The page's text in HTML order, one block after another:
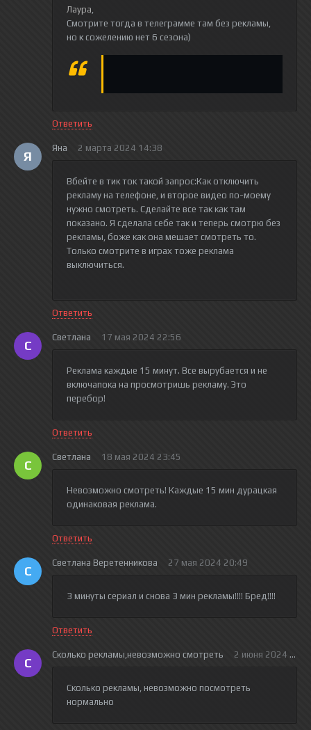
Лаура,
Смотрите тогда в телеграмме там без рекламы,
но к сожелению нет 6 сезона)
Ответить
Я
Яна 2 марта 2024 14:38
Вбейте в тик ток такой запрос:Как отключить
рекламу на телефоне, и второе видео по-моему
нужно смотреть. Сделайте все так как там
показано. Я сделала себе так и теперь смотрю без
рекламы, боже как она мешает смотреть то.
Только смотрите в играх тоже реклама
выключиться.
Ответить
С
Светлана 17 мая 2024 22:56
Реклама каждые 15 минут. Все вырубается и не
включапока на просмотришь рекламу. Это
перебор!
Ответить
С
Светлана 18 мая 2024 23:45
Невозможно смотреть! Каждые 15 мин дурацкая
одинаковая реклама.
Ответить
С
Светлана Веретенникова 27 мая 2024 20:49
3 минуты сериал и снова 3 мин рекламы!!!! Бред!!!!
Ответить
С
Сколько рекламы,невозможно смотреть 2 июня 2024
Сколько рекламы, невозможно посмотреть
нормально